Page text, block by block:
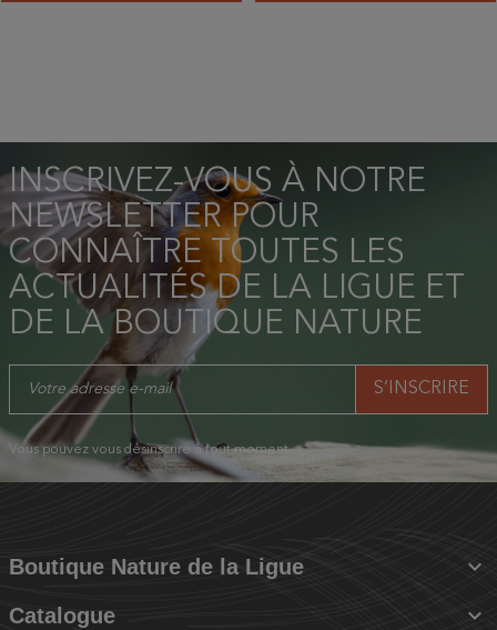
INSCRIVEZ-VOUS À NOTRE
NEWSLETTER POUR
CONNAÎTRE TOUTES LES
ACTUALITÉS DE LA LIGUE ET
DE LA BOUTIQUE NATURE
Vous pouvez vous désinscrire à tout moment.
Boutique Nature de la Ligue 
Catalogue 